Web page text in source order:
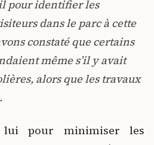
pour identifier les
dans le parc à cette
constaté que certains
même s’il y avait
alors que les travaux
lui pour minimiser les